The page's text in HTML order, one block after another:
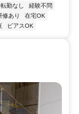
転勤なし
経験不問
修あり
在宅OK
ピアスOK